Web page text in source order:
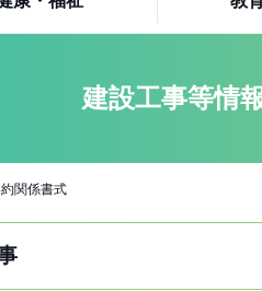
建設工事等情
関係書式